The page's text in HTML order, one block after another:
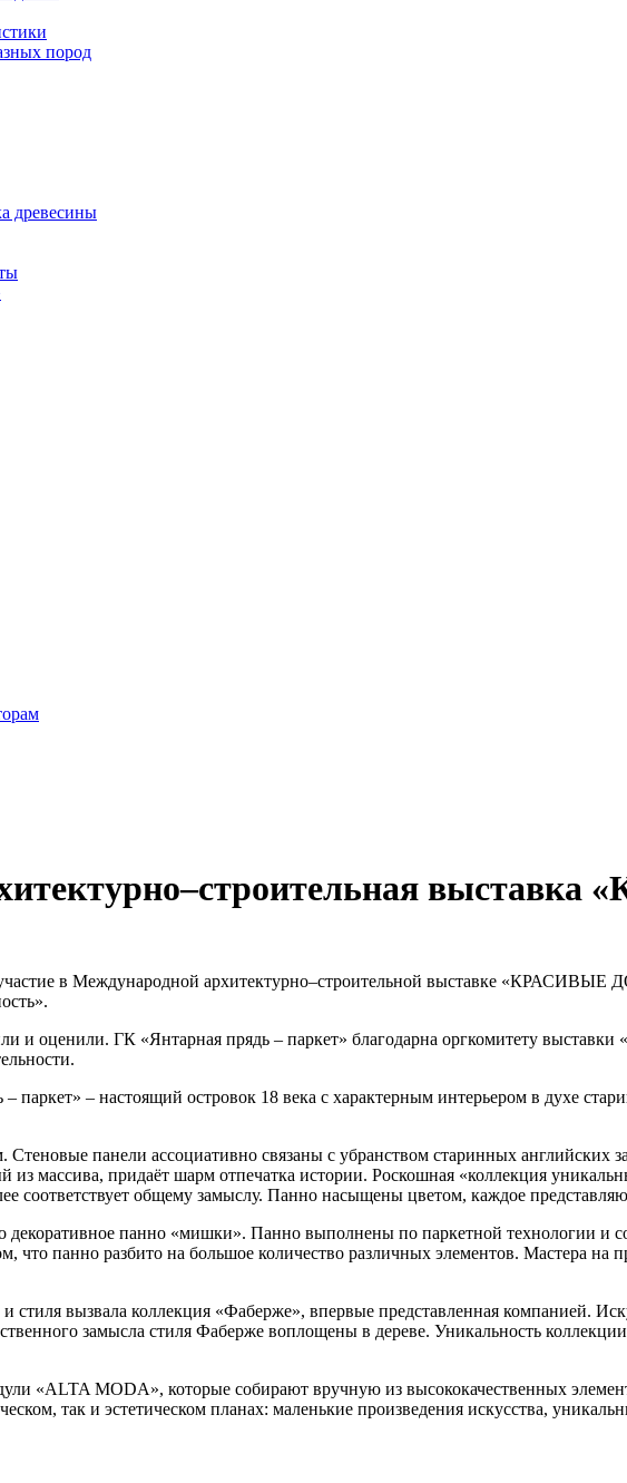
пород
древесины
в Международной архитектурно–строительной выставке
и оценили. ГК «Янтарная прядь – паркет» благодарна оргкомитету выставки
паркет» – настоящий островок 18 века с характерным интерьером в духе
панели ассоциативно связаны с убранством старинных английских
массива, придаёт шарм отпечатка истории. Роскошная «коллекция
соответствует общему замыслу. Панно насыщены цветом, каждое
декоративное панно «мишки». Панно выполнены по паркетной технологии и
что панно разбито на большое количество различных элементов. Мастера на
стиля вызвала коллекция «Фаберже», впервые представленная компанией.
замысла стиля Фаберже воплощены в дереве. Уникальность
«ALTA MODA», которые собирают вручную из высококачественных
так и эстетическом планах: маленькие произведения искусства,